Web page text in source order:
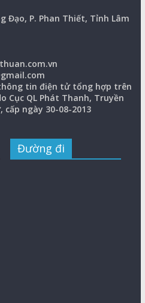
Đạo, P. Phan Thiết, Tỉnh Lâm
tin điện tử tổng hợp trên
Cục QL Phát Thanh, Truyền
ngày 30-08-2013
Đường đi